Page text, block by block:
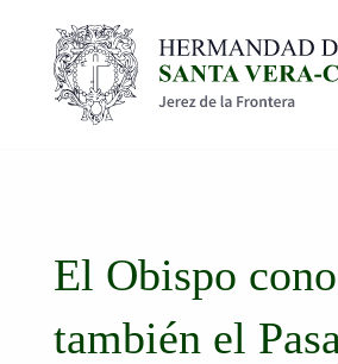
El Obispo
también el